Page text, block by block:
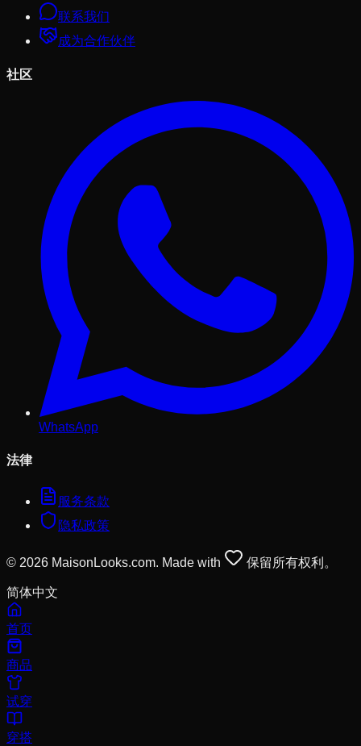
联系我们
成为合作伙伴
社区
WhatsApp
法律
服务条款
隐私政策
© 2026 MaisonLooks.com. Made with 保留所有权利。
简体中文
首页
商品
试穿
穿搭